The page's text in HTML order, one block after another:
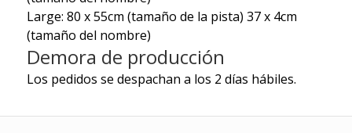
Large: 80 x 55cm (tamaño de la pista) 37 x 4cm
(tamaño del nombre)
Demora de producción
Los pedidos se despachan a los 2 días hábiles.